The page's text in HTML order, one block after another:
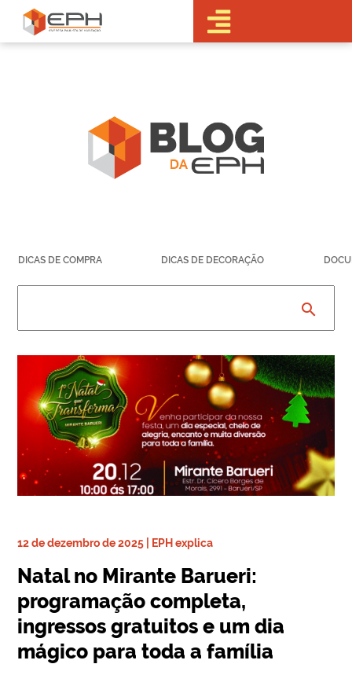
•Sobre a EPH
Lançamentos
Lançamentos
Em obras
•Trabalhe
DICAS DE COMPRA DICAS DE DECORAÇÃO
search
12 de dezembro de 2025 | EPH explica
Natal no Mirante Barueri:
programação completa,
ingressos gratuitos e um dia
mágico para toda a família